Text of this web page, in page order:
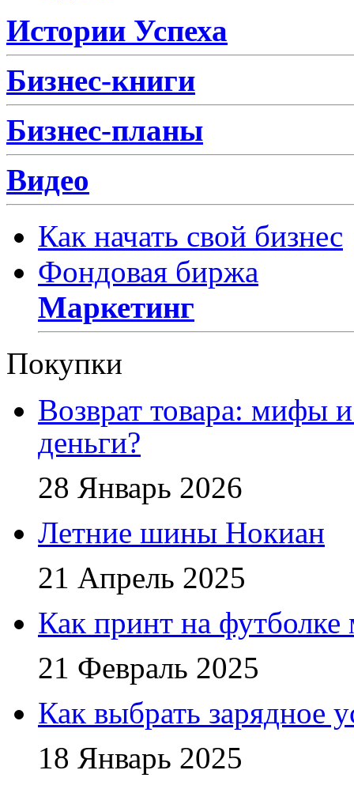
Истории Успеха
Бизнес-книги
Бизнес-планы
Видео
Как начать свой бизнес
Фондовая биржа
Маркетинг
Покупки
Возврат товара: мифы
деньги?
28 Январь 2026
Летние шины Нокиан
21 Апрель 2025
Как принт на
21 Февраль 2025
Как выбрать зарядное
18 Январь 2025